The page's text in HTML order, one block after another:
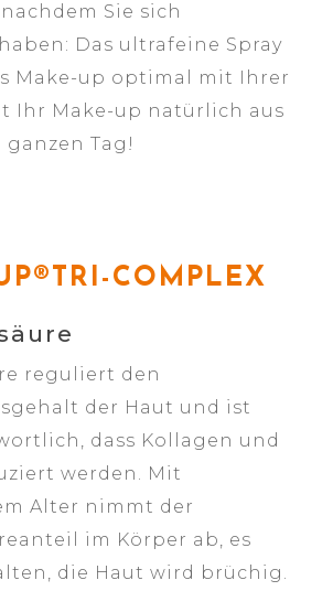
Sie sich
Das ultrafeine Spray
Make-up optimal mit Ihrer
Ihr Make-up natürlich aus
Tag!
COMPLEX
reguliert den
der Haut und ist
dass Kollagen und
werden. Mit
Alter nimmt der
im Körper ab, es
die Haut wird brüchig.